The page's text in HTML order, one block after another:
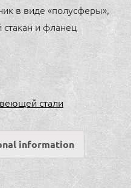
в виде «полусферы»,
и фланец
стали
information